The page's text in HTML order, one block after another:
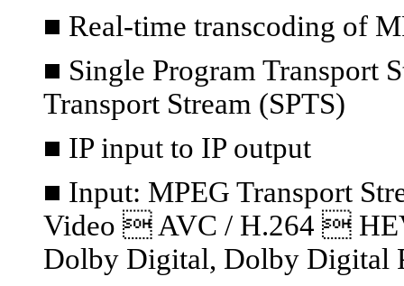
■ Real-time transcoding of
■ Single Program Transport
Transport Stream (SPTS)
■ IP input to IP output
■ Input: MPEG Transport
Video  AVC / H.264 
Dolby Digital, Dolby Digital